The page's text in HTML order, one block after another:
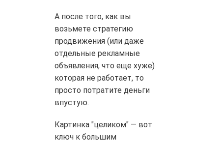
А после того, как вы
возьмете стратегию
продвижения (или даже
отдельные рекламные
объявления, что еще хуже)
которая не работает, то
просто потратите деньги
впустую.
Картинка "целиком" — вот
ключ к большим